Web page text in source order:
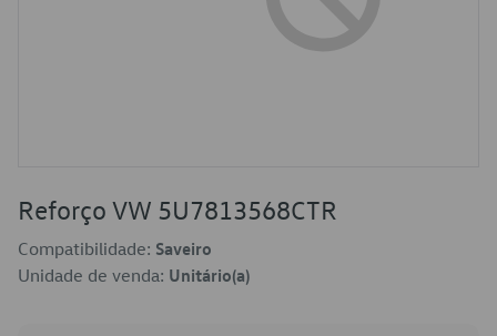
Reforço VW 5U7813568CTR
Compatibilidade: Saveiro
Unidade de venda: Unitário(a)